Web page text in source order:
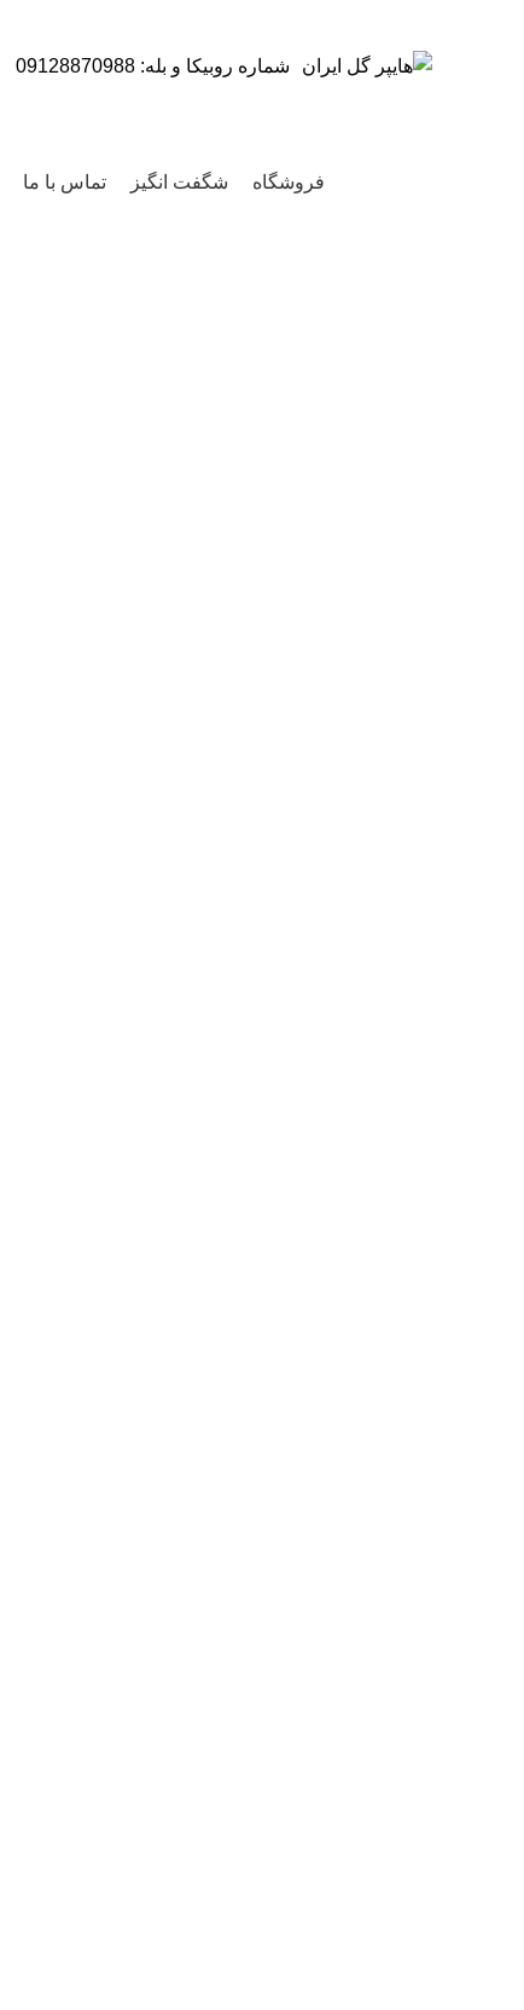
شماره روبیکا و بله: 09128870988
فروشگاه شگفت انگیز تماس با ما